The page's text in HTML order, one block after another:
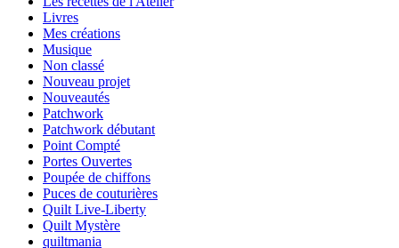
Livres
Mes créations
Musique
Non classé
Nouveau projet
Nouveautés
Patchwork
Patchwork débutant
Point Compté
Portes Ouvertes
Poupée de chiffons
Puces de couturières
Quilt Live-Liberty
Quilt Mystère
quiltmania